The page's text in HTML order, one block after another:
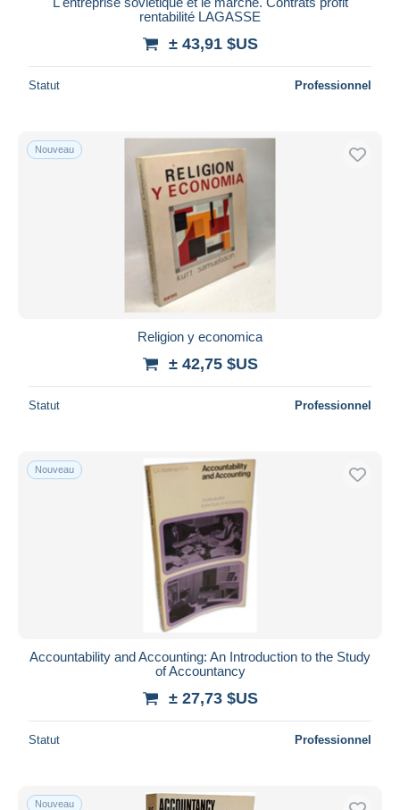
rentabilité LAGASSE
± 43,91 $US
Statut Professionnel
Nouveau
Religion y economica
± 42,75 $US
Statut Professionnel
Nouveau
Accountability and Accounting: An Introduction to the Study
of Accountancy
± 27,73 $US
Statut Professionnel
Nouveau